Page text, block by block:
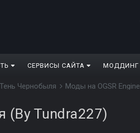
СЕРВИСЫ САЙТА МОДДИНГ
Чернобыля Моды на OGSR Engine
(By Tundra227)